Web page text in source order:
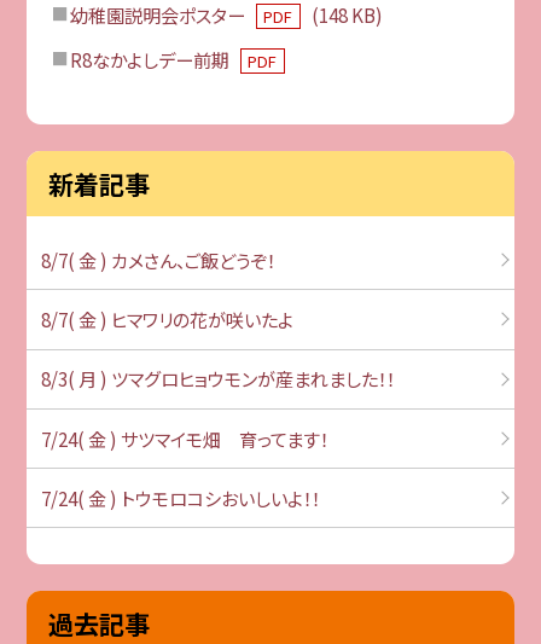
幼稚園説明会ポスター
PDF
(148 KB)
R8なかよしデー前期
PDF
新着記事
8/7( 金 ) カメさん、ご飯どうぞ！
8/7( 金 ) ヒマワリの花が咲いたよ
8/3( 月 ) ツマグロヒョウモンが産まれました！！
7/24( 金 ) サツマイモ畑 育ってます！
7/24( 金 ) トウモロコシおいしいよ！！
過去記事